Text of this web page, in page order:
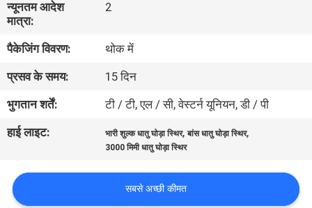
कारखाना
भ्रमण
गुणवत्ता
नियंत्रण
करें
न्यूनतम आदेश
मात्रा:
2
पैकेजिंग विवरण:
थोक में
प्रसव के समय:
15 दिन
भुगतान शर्तें:
टी / टी, एल / सी, वेस्टर्न यूनियन, डी / पी
हाई लाइट:
भारी शुल्क धातु घोड़ा स्थिर,बांस धातु घोड़ा स्थिर,
3000 मिमी धातु घोड़ा स्थिर
सबसे अच्छी कीमत